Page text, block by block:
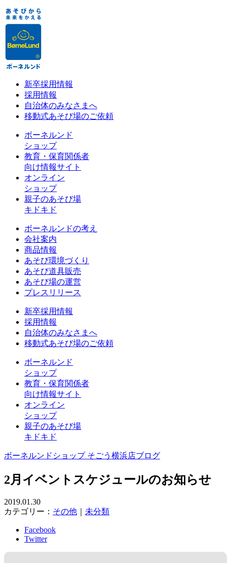
新卒採用情報
採用情報
自治体のみなさまへ
移動式あそび場のご依頼
ボーネルンド
ショップ
教育・保育関係者
向け情報サイト
オンライン
ショップ
親子のあそび場
キドキド
ボーネルンドの考え
会社案内
商品情報
あそび環境づくり
あそび道具販売
あそび場の運営
プレスリリース
新卒採用情報
採用情報
自治体のみなさまへ
移動式あそび場のご依頼
ボーネルンド
ショップ
教育・保育関係者
向け情報サイト
オンライン
ショップ
親子のあそび場
キドキド
ボーネルンドショップ そごう横浜店ブログ
2月イベントスケジュールのお知らせ
2019.01.30
カテゴリー： その他 未分類
Facebook
Twitter